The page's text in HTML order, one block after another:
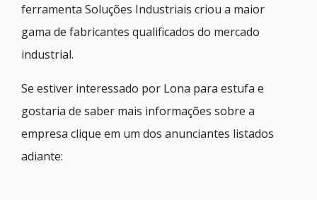
ferramenta Soluções Industriais criou a maior
gama de fabricantes qualificados do mercado
industrial.
Se estiver interessado por Lona para estufa e
gostaria de saber mais informações sobre a
empresa clique em um dos anunciantes listados
adiante: